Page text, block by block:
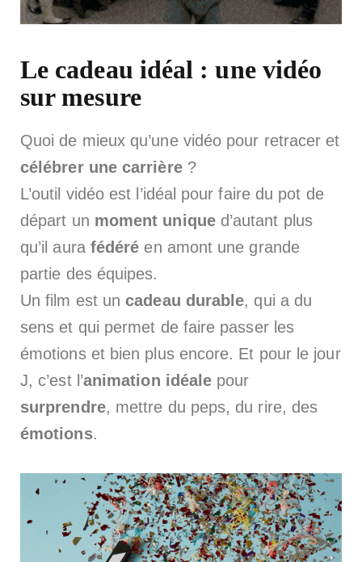
Le cadeau idéal : une vidéo
sur mesure
Quoi de mieux qu’une vidéo pour retracer et
célébrer une carrière?
L’outil vidéo est l’idéal pour faire du pot de
départ un moment unique d’autant plus
qu’il aura fédéré en amont une grande
partie des équipes.
Un film est uncadeau durable, qui a du
sens et qui permet de faire passer les
émotions et bien plus encore. Et pour le jour
J, c’est l’animation idéale pour
surprendre, mettre du peps, du rire, des
émotions.